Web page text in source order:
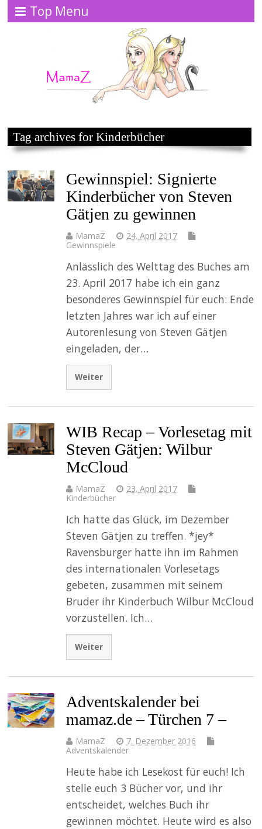
Top Menu
Tag archives for Kinderbücher
Gewinnspiel: Signierte
Kinderbücher von Steven
Gätjen zu gewinnen
MamaZ
24. April 2017
Gewinnspiele
Anlässlich des Welttag des Buches am
23. April 2017 habe ich ein ganz
besonderes Gewinnspiel für euch: Ende
letzten Jahres war ich auf einer
Autorenlesung von Steven Gätjen
eingeladen, der…
Weiter
WIB Recap – Vorlesetag mit
Steven Gätjen: Wilbur
McCloud
MamaZ
23. April 2017
Kinderbücher
Ich hatte das Glück, im Dezember
Steven Gätjen zu treffen. *jey*
Ravensburger hatte ihn im Rahmen
des internationalen Vorlesetags
gebeten, zusammen mit seinem
Bruder ihr Kinderbuch Wilbur McCloud
vorzustellen. Ich…
Weiter
Adventskalender bei
mamaz.de – Türchen 7 –
MamaZ
7. Dezember 2016
Adventskalender
Heute habe ich Lesekost für euch! Ich
stelle euch 3 Bücher vor, und ihr
entscheidet, welches Buch ihr
gewinnen möchtet. Heute wird es also